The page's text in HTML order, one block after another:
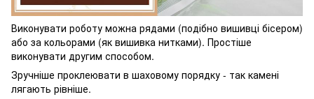
Виконувати роботу можна рядами (подібно вишивці бісером)
або за кольорами (як вишивка нитками). Простіше
виконувати другим способом.
Зручніше проклеювати в шаховому порядку - так камені
лягають рівніше.